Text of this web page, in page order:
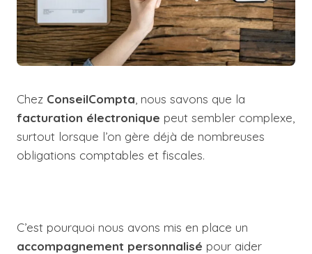
Chez ConseilCompta, nous savons que la
facturation électronique peut sembler complexe,
surtout lorsque l’on gère déjà de nombreuses
obligations comptables et fiscales.
C’est pourquoi nous avons mis en place un
accompagnement personnalisé pour aider